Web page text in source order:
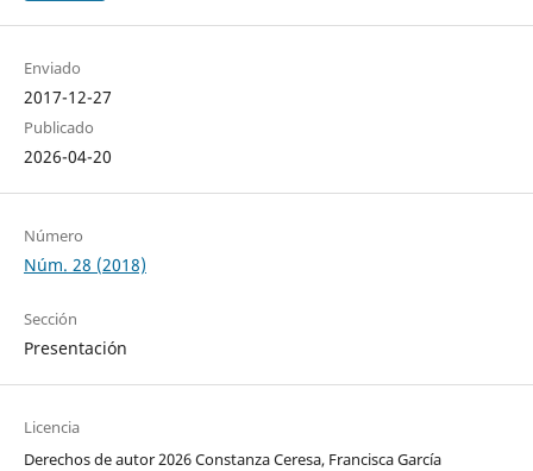
Enviado
2017-12-27
Publicado
2026-04-20
Número
Núm. 28 (2018)
Sección
Presentación
Licencia
Derechos de autor 2026 Constanza Ceresa, Francisca García